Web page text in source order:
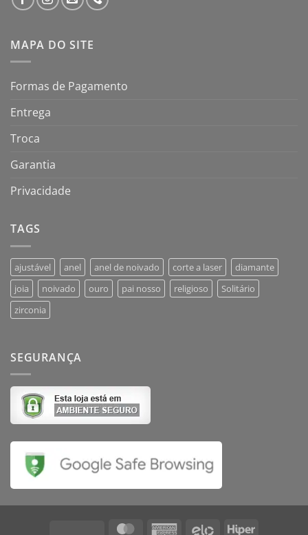
MAPA DO SITE
Formas de Pagamento
Entrega
Troca
Garantia
Privacidade
TAGS
ajustável anel anel de noivado corte a laser
diamante
joia
noivado ouro pai nosso religioso
Solitário
zirconia
SEGURANÇA
MasterCardAmerican Elo Hiper